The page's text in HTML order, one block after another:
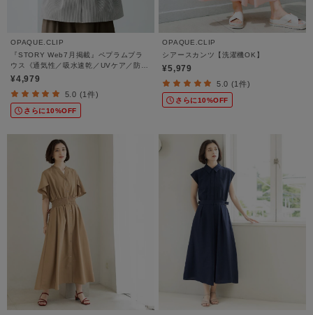
OPAQUE.CLIP
『STORY Web7月掲載』ペプラムブラ
ウス《通気性／吸水速乾／UVケア／防シ
ワ／洗濯機OK》
¥4,979
5.0 (1件)
さらに10%OFF
OPAQUE.CLIP
シアースカンツ【洗濯機OK】
¥5,979
5.0 (1件)
さらに10%OFF